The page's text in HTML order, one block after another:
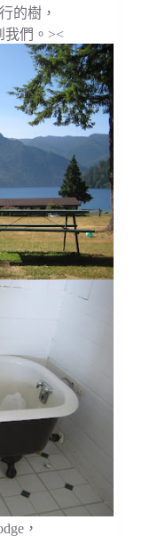
的樹，
我們。><
，